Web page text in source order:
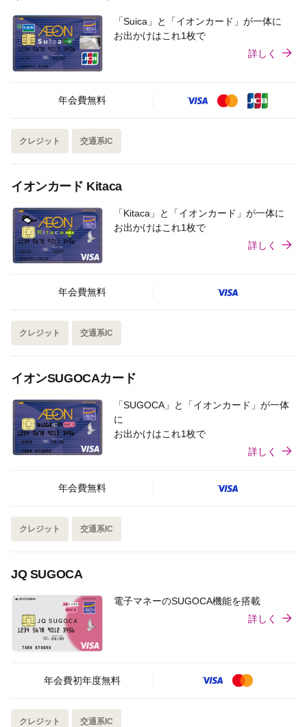
「Suica」と「イオンカード」が一体に
お出かけはこれ1枚で
詳しく
年会費無料
クレジット 交通系IC
イオンカード Kitaca
「Kitaca」と「イオンカード」が一体に
お出かけはこれ1枚で
詳しく
年会費無料
クレジット 交通系IC
イオンSUGOCAカード
「SUGOCA」と「イオンカード」が一体
に
お出かけはこれ1枚で
詳しく
年会費無料
クレジット 交通系IC
JQ SUGOCA
電子マネーのSUGOCA機能を搭載
詳しく
年会費初年度無料
クレジット 交通系IC